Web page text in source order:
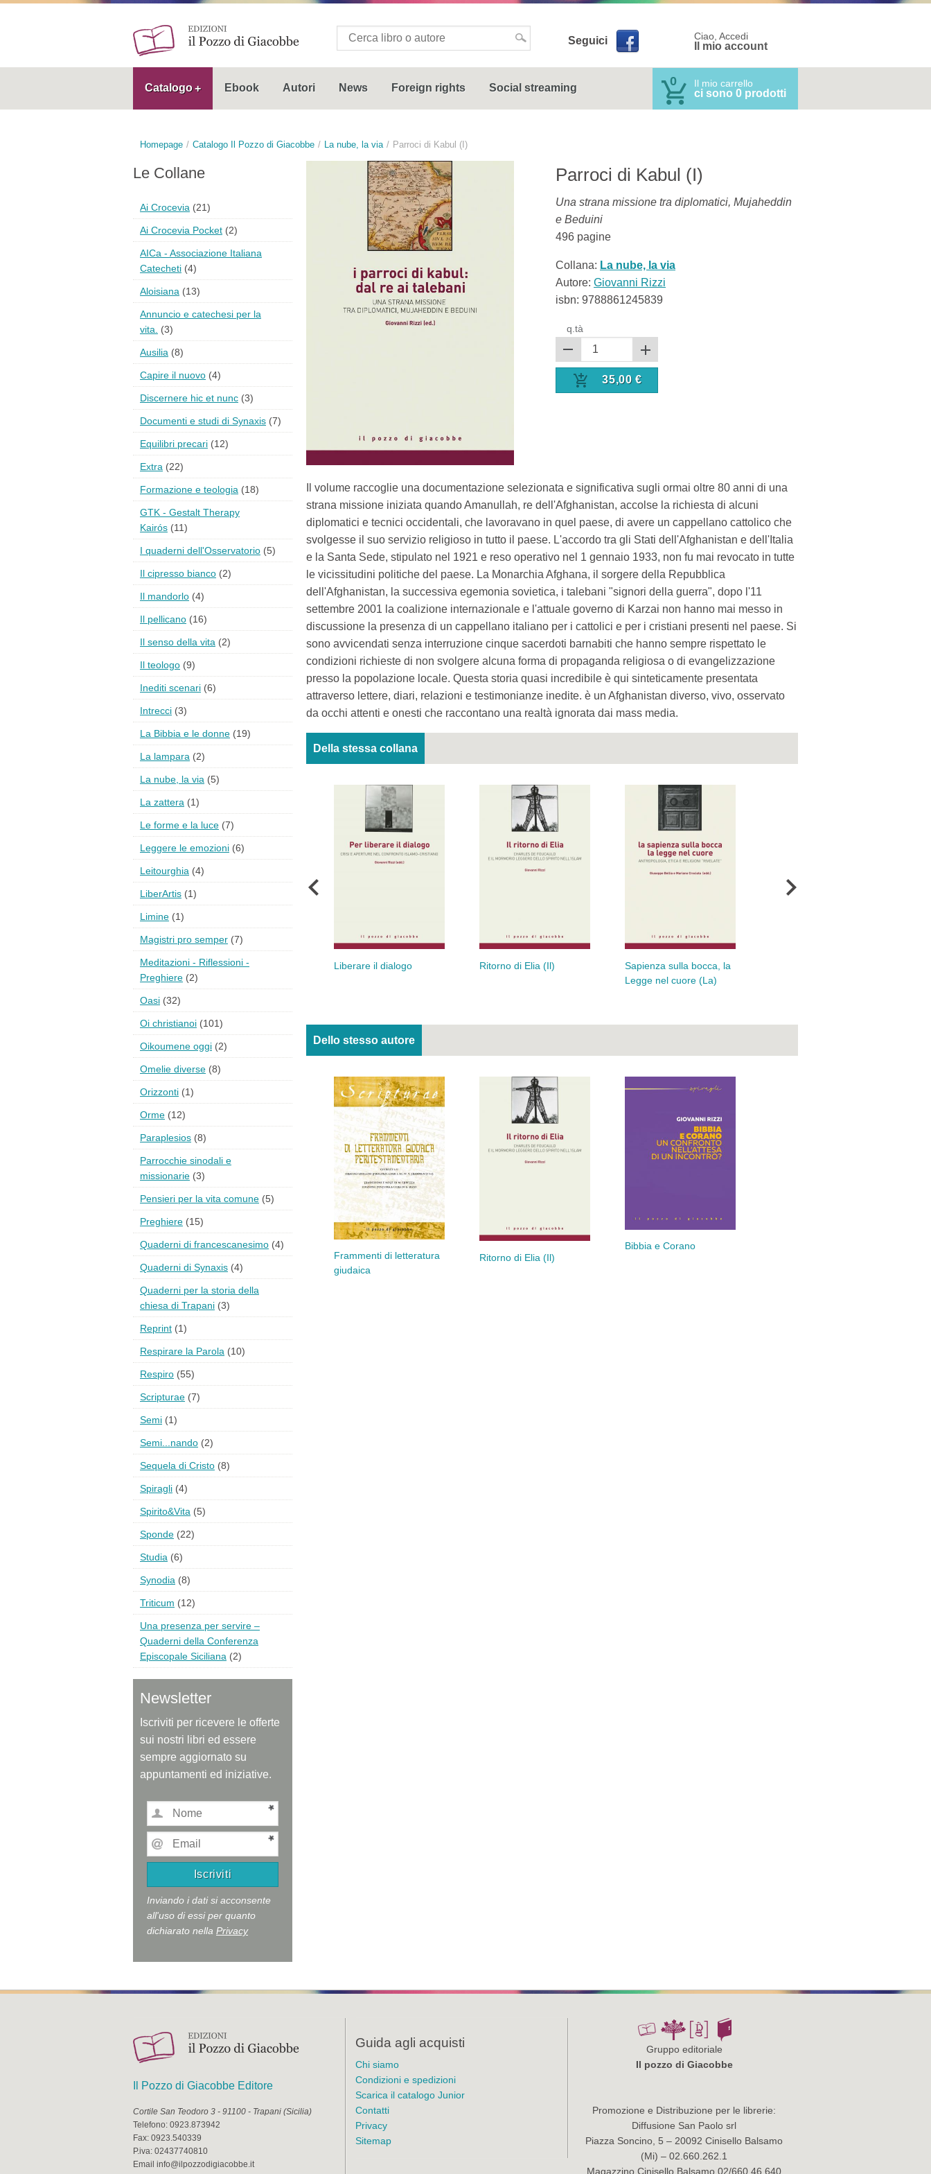
Seguici Ciao, Accedi
Il mio account
Catalogo Ebook Autori News Foreign rights Social streaming 0 Il mio carrello
ci sono 0 prodotti
Homepage Catalogo Il Pozzo di Giacobbe La nube, la via Parroci di Kabul (I)
Parroci di Kabul (I)
Una strana missione tra diplomatici, Mujaheddin
e Beduini
496 pagine
Collana: La nube, la via
Autore: Giovanni Rizzi
isbn: 9788861245839
q.tà
35,00 €
Il volume raccoglie una documentazione selezionata e significativa sugli ormai oltre 80 anni di una
strana missione iniziata quando Amanullah, re dell'Afghanistan, accolse la richiesta di alcuni
diplomatici e tecnici occidentali, che lavoravano in quel paese, di avere un cappellano cattolico che
svolgesse il suo servizio religioso in tutto il paese. L'accordo tra gli Stati dell'Afghanistan e dell'Italia
e la Santa Sede, stipulato nel 1921 e reso operativo nel 1 gennaio 1933, non fu mai revocato in tutte
le vicissitudini politiche del paese. La Monarchia Afghana, il sorgere della Repubblica
dell'Afghanistan, la successiva egemonia sovietica, i talebani "signori della guerra", dopo l'11
settembre 2001 la coalizione internazionale e l'attuale governo di Karzai non hanno mai messo in
discussione la presenza di un cappellano italiano per i cattolici e per i cristiani presenti nel paese. Si
sono avvicendati senza interruzione cinque sacerdoti barnabiti che hanno sempre rispettato le
condizioni richieste di non svolgere alcuna forma di propaganda religiosa o di evangelizzazione
presso la popolazione locale. Questa storia quasi incredibile è qui sinteticamente presentata
attraverso lettere, diari, relazioni e testimonianze inedite. è un Afghanistan diverso, vivo, osservato
da occhi attenti e onesti che raccontano una realtà ignorata dai mass media.
Della stessa collana
Liberare il dialogo Ritorno di Elia (Il)
Sapienza sulla bocca, la
Legge nel cuore (La)
Dello stesso autore
Frammenti di letteratura
giudaica
Ritorno di Elia (Il)
Bibbia e Corano
Le Collane
Ai Crocevia (21)
Ai Crocevia Pocket (2)
AICa - Associazione Italiana
Catecheti (4)
Aloisiana (13)
Annuncio e catechesi per la
vita.
(3)
Ausilia (8)
Capire il nuovo (4)
Discernere hic et nunc (3)
Documenti e studi di Synaxis (7)
Equilibri precari (12)
Extra (22)
Formazione e teologia (18)
GTK - Gestalt Therapy
Kairós (11)
I quaderni dell'Osservatorio (5)
Il cipresso bianco (2)
Il mandorlo (4)
Il pellicano (16)
Il senso della vita (2)
Il teologo (9)
Inediti scenari (6)
Intrecci (3)
La Bibbia e le donne (19)
La lampara (2)
La nube, la via (5)
La zattera (1)
Le forme e la luce (7)
Leggere le emozioni (6)
Leitourghia (4)
LiberArtis (1)
Limine (1)
Magistri pro semper (7)
Meditazioni - Riflessioni -
Preghiere (2)
Oasi (32)
Oi christianoi (101)
Oikoumene oggi (2)
Omelie diverse (8)
Orizzonti (1)
Orme (12)
Paraplesios (8)
Parrocchie sinodali e
missionarie (3)
Pensieri per la vita comune (5)
Preghiere (15)
Quaderni di francescanesimo (4)
Quaderni di Synaxis (4)
Quaderni per la storia della
chiesa di Trapani (3)
Reprint (1)
Respirare la Parola (10)
Respiro (55)
Scripturae (7)
Semi (1)
Semi...nando (2)
Sequela di Cristo (8)
Spiragli (4)
Spirito&Vita (5)
Sponde (22)
Studia (6)
Synodia (8)
Triticum (12)
Una presenza per servire –
Quaderni della Conferenza
Episcopale Siciliana (2)
Newsletter
Iscriviti per ricevere le offerte
sui nostri libri ed essere
sempre aggiornato su
appuntamenti ed iniziative.
Inviando i dati si acconsente
all'uso di essi per quanto
dichiarato nella Privacy
Il Pozzo di Giacobbe Editore
Cortile San Teodoro 3 - 91100 - Trapani (Sicilia)
Telefono: 0923.873942
Fax: 0923.540339
P.iva: 02437740810
Email info@ilpozzodigiacobbe.it
Guida agli acquisti
Chi siamo
Condizioni e spedizioni
Scarica il catalogo Junior
Contatti
Privacy
Sitemap
Gruppo editoriale
Il pozzo di Giacobbe
Promozione e Distribuzione per le librerie:
Diffusione San Paolo srl
Piazza Soncino, 5 – 20092 Cinisello Balsamo
(Mi) – 02.660.262.1
Magazzino Cinisello Balsamo 02/660.46.640